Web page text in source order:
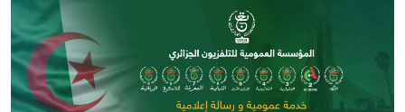
تجاوز إلى المحتوى الرئيسي